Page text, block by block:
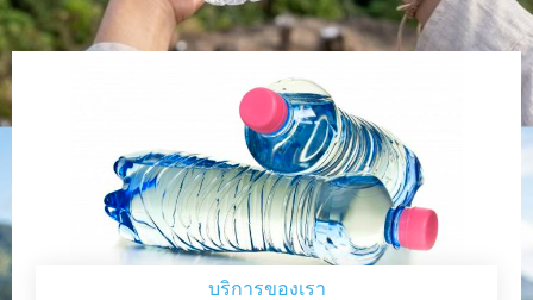
บริการของเรา